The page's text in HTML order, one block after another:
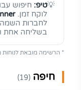
💡טיפ: חיפוש
לוקח זמן.
לחברות השמה
בשליחה אחת
* הרשימה מובאת
חיפה (19)